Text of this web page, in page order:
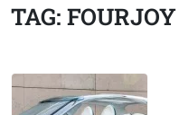
TAG: FOURJOY